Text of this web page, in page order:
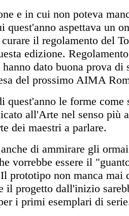
e in cui non poteva
aspettava un
il regolamento del
edizione.
dato buona prova di
del prossimo AIMA
quest'anno le forme come
all'Arte nel senso più
dei maestri a parlare.
di ammirare gli
vorrebbe essere il
prototipo non manca mai
il progetto dall'inizio
i primi esemplari di